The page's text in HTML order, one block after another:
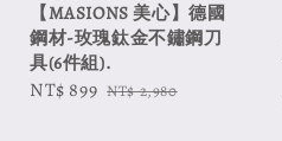
【MASIONS 美心】德國
鋼材-玫瑰鈦金不鏽鋼刀
具(6件組).
Sale
NT$ 899 Regular
NT$ 2,980